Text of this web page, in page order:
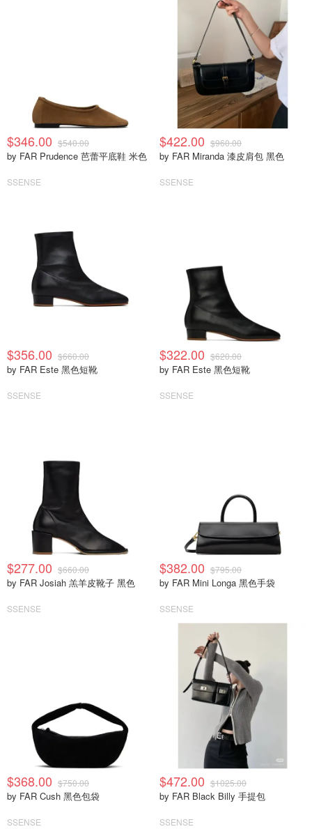
$346.00 $540.00
by FAR Prudence 芭蕾平底鞋 米色
SSENSE
$422.00 $960.00
by FAR Miranda 漆皮肩包 黑色
SSENSE
$356.00 $660.00
by FAR Este 黑色短靴
SSENSE
$322.00 $620.00
by FAR Este 黑色短靴
SSENSE
$277.00 $660.00
by FAR Josiah 羔羊皮靴子 黑色
SSENSE
$382.00 $795.00
by FAR Mini Longa 黑色手袋
SSENSE
$368.00 $750.00
by FAR Cush 黑色包袋
SSENSE
$472.00 $1025.00
by FAR Black Billy 手提包
SSENSE